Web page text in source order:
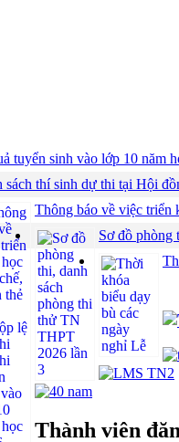
tuyển sinh vào lớp 10 năm
sách thí sinh dự thi tại Hội
Thông báo về việc triển
Sơ đồ phòng
Thành viên